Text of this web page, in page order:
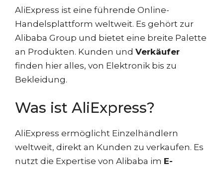
AliExpress ist eine führende Online-
Handelsplattform weltweit. Es gehört zur
Alibaba Group und bietet eine breite Palette
an Produkten. Kunden und Verkäufer
finden hier alles, von Elektronik bis zu
Bekleidung.
Was ist AliExpress?
AliExpress ermöglicht Einzelhändlern
weltweit, direkt an Kunden zu verkaufen. Es
nutzt die Expertise von Alibaba im E-